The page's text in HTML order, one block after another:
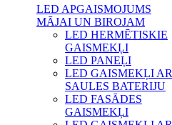
LED APGAISMOJUMS
MĀJAI UN BIROJAM
LED HERMĒTISKIE
GAISMEKĻI
LED PANEĻI
LED GAISMEKĻI AR
SAULES BATERIJU
LED FASĀDES
GAISMEKĻI